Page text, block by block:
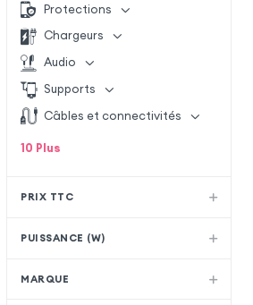
Protections
Chargeurs
Audio
Supports
Câbles et connectivités
10 Plus
PRIX TTC
PUISSANCE (W)
MARQUE